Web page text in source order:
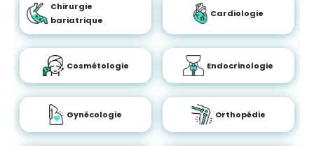
Chirurgie
bariatrique
Cardiologie
Cosmétologie Endocrinologie
Gynécologie Orthopédie